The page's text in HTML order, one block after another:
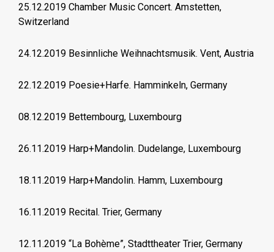
25.12.2019 Chamber Music Concert. Amstetten,
Switzerland
24.12.2019 Besinnliche Weihnachtsmusik. Vent, Austria
22.12.2019 Poesie+Harfe. Hamminkeln, Germany
08.12.2019 Bettembourg, Luxembourg
26.11.2019 Harp+Mandolin. Dudelange, Luxembourg
18.11.2019 Harp+Mandolin. Hamm, Luxembourg
16.11.2019 Recital. Trier, Germany
12.11.2019 “La Bohème”, Stadttheater Trier, Germany